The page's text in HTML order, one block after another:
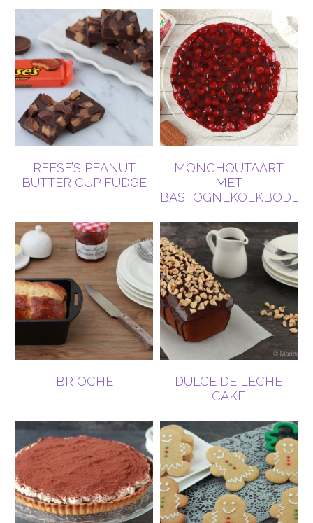
REESE’S PEANUT
BUTTER CUP FUDGE
MONCHOUTAART
MET
BASTOGNEKOEKBODEM
BRIOCHE
DULCE DE LECHE
CAKE